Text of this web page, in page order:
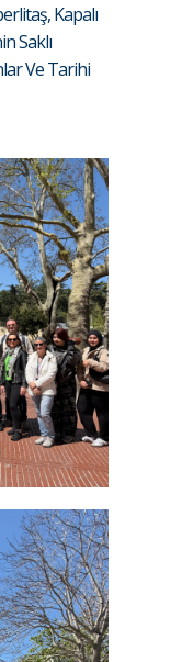
Kapalı
Saklı
Ve Tarihi